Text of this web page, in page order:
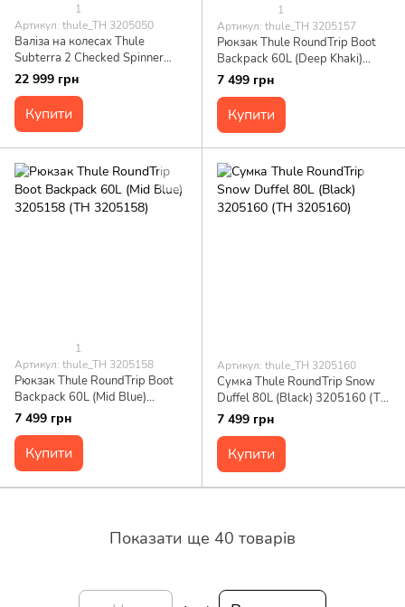
1
Артикул: thule_TH 3205050
Валіза на колесах Thule
Subterra 2 Checked Spinner
(Dark Slate) (TH 3205050)
22 999 грн
Купити
1
Артикул: thule_TH 3205157
Рюкзак Thule RoundTrip Boot
Backpack 60L (Deep Khaki)
3205157 (TH 3205157)
7 499 грн
Купити
1
Артикул: thule_TH 3205158
Рюкзак Thule RoundTrip Boot
Backpack 60L (Mid Blue)
3205158 (TH 3205158)
7 499 грн
Купити
Артикул: thule_TH 3205160
Сумка Thule RoundTrip Snow
Duffel 80L (Black) 3205160 (TH
3205160)
7 499 грн
Купити
Показати ще 40 товарів